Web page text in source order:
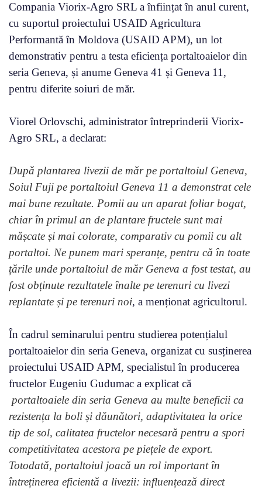
Compania Viorix-Agro SRL a înființat în anul curent,
cu suportul proiectului USAID Agricultura
Performantă în Moldova (USAID APM), un lot
demonstrativ pentru a testa eficiența portaltoaielor din
seria Geneva, și anume Geneva 41 și Geneva 11,
pentru diferite soiuri de măr.
Viorel Orlovschi, administrator întreprinderii Viorix-
Agro SRL, a declarat:
După plantarea livezii de măr pe portaltoiul Geneva,
Soiul Fuji pe portaltoiul Geneva 11 a demonstrat cele
mai bune rezultate. Pomii au un aparat foliar bogat,
chiar în primul an de plantare fructele sunt mai
mășcate și mai colorate, comparativ cu pomii cu alt
portaltoi. Ne punem mari speranțe, pentru că în toate
țările unde portaltoiul de măr Geneva a fost testat, au
fost obținute rezultatele înalte pe terenuri cu livezi
replantate și pe terenuri noi, a menționat agricultorul.
În cadrul seminarului pentru studierea potențialul
portaltoaielor din seria Geneva, organizat cu susținerea
proiectului USAID APM, specialistul în producerea
fructelor Eugeniu Gudumac a explicat că
portaltoaiele din seria Geneva au multe beneficii ca
rezistența la boli și dăunători, adaptivitatea la orice
tip de sol, calitatea fructelor necesară pentru a spori
competitivitatea acestora pe piețele de export.
Totodată, portaltoiul joacă un rol important în
întreținerea eficientă a livezii: influențează direct